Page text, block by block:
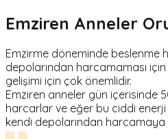
Emziren Anneler
Emzirme döneminde beslenme
depolarından harcamaması
gelişimi için çok önemlidir.
Emziren anneler gün içerisinde
harcarlar ve eğer bu ciddi enerji
kendi depolarından harcamaya